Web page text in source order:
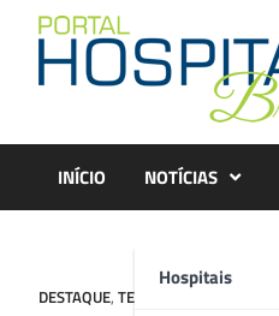
content
INÍCIO NOTÍCIAS
Hospitais
DESTAQUE, TECNOLOGIA